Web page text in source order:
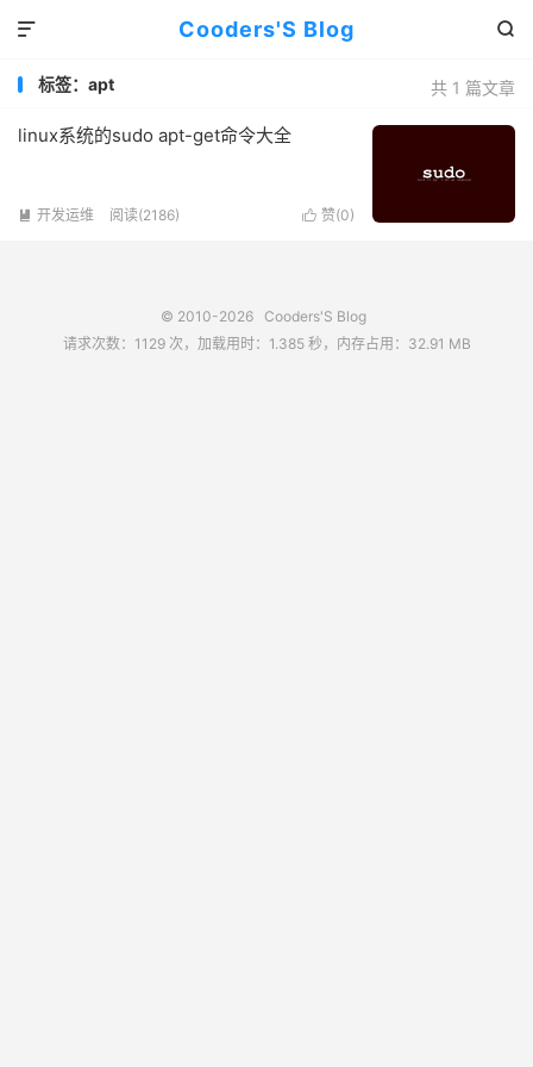
Cooders'S Blog 

共 1 篇文章
标签：apt
linux系统的sudo apt-get命令大全
 赞(0)
 开发运维 阅读(2186)
© 2010-2026 Cooders'S Blog
请求次数：1129 次，加载用时：1.385 秒，内存占用：32.91 MB